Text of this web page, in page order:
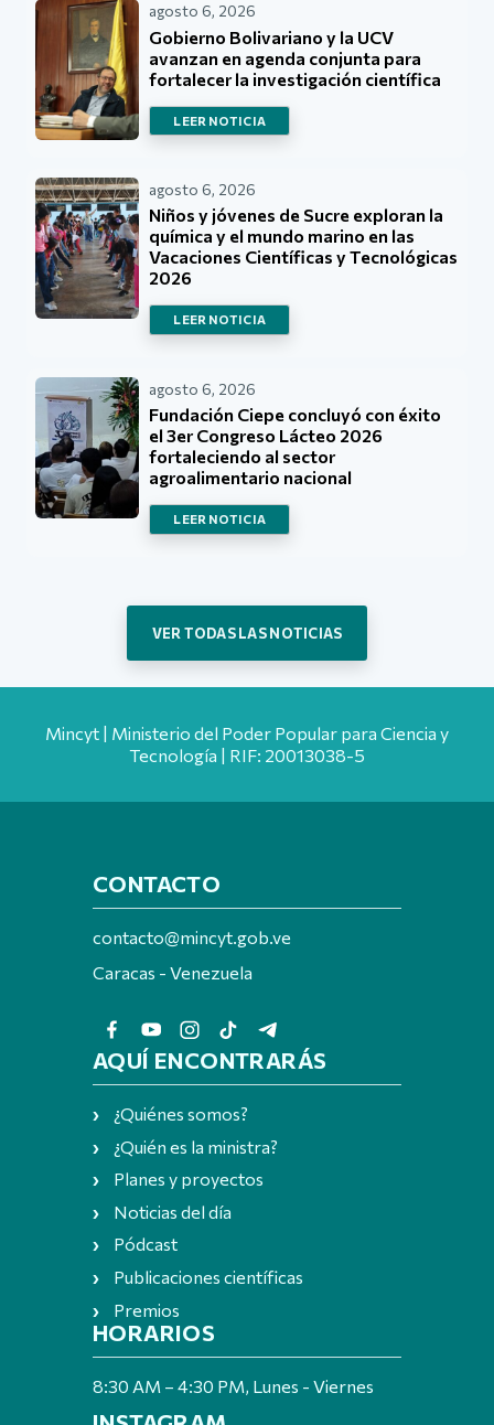
agosto 6, 2026
Gobierno Bolivariano y la UCV
avanzan en agenda conjunta para
fortalecer la investigación científica
LEER NOTICIA
agosto 6, 2026
Niños y jóvenes de Sucre exploran la
química y el mundo marino en las
Vacaciones Científicas y Tecnológicas
2026
LEER NOTICIA
agosto 6, 2026
Fundación Ciepe concluyó con éxito
el 3er Congreso Lácteo 2026
fortaleciendo al sector
agroalimentario nacional
LEER NOTICIA
VER TODAS LAS NOTICIAS
Mincyt | Ministerio del Poder Popular para Ciencia y
Tecnología | RIF: 20013038-5
CONTACTO
contacto@mincyt.gob.ve
Caracas - Venezuela
AQUÍ ENCONTRARÁS
¿Quiénes somos?
¿Quién es la ministra?
Planes y proyectos
Noticias del día
Pódcast
Publicaciones científicas
Premios
HORARIOS
8:30 AM – 4:30 PM, Lunes - Viernes